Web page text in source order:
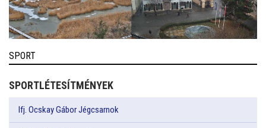
SPORT
SPORTLÉTESÍTMÉNYEK
Ifj. Ocskay Gábor Jégcsarnok